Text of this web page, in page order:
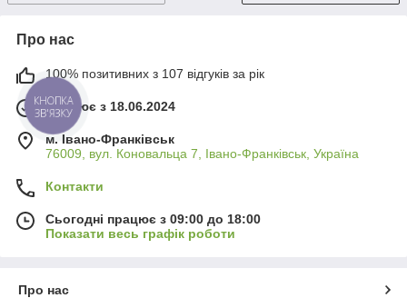
Про нас
100% позитивних з 107 відгуків за рік
Працює з 18.06.2024
м. Івано-Франківськ
76009, вул. Коновальца 7, Івано-Франківськ, Україна
Контакти
Сьогодні працює з 09:00 до 18:00
Показати весь графік роботи
Про нас
КНОПКА
ЗВ'ЯЗКУ